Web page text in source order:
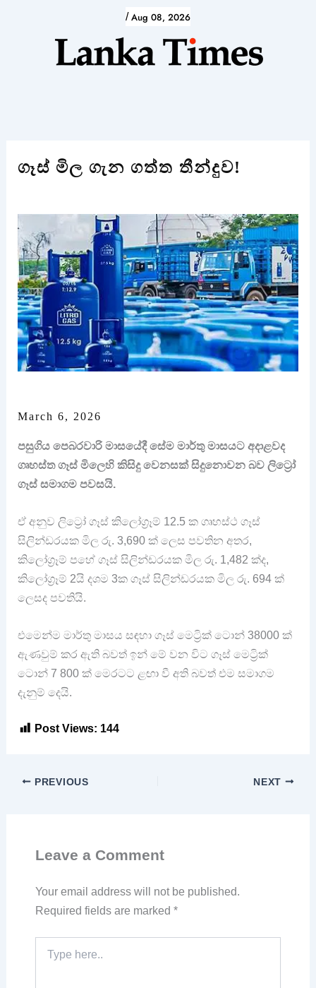
/ Aug 08, 2026
ගෑස් මිල ගැන ගත්ත තීන්දුව!
March 6, 2026
පසුගිය පෙබරවාරි මාසයේදී සේම මාර්තු මාසයට අදාළවද
ගෘහස්ත ගෑස් මිලෙහි කිසිදු වෙනසක් සිදුනොවන බව ලිට්‍රෝ
ගෑස් සමාගම පවසයි.
ඒ අනුව ලිට්‍රෝ ගෑස් කිලෝග්‍රෑම් 12.5 ක ගෘහස්ථ ගෑස්
සිලින්ඩරයක මිල රු. 3,690 ක් ලෙස පවතින අතර,
කිලෝග්‍රෑම් පහේ ගෑස් සිලින්ඩරයක මිල රු. 1,482 ක්ද,
කිලෝග්‍රෑම් 2යි දශම 3ක ගෑස් සිලින්ඩරයක මිල රු. 694 ක්
ලෙසද පවතියි.
එමෙන්ම මාර්තු මාසය සඳහා ගෑස් මෙට්‍රික් ටොන් 38000 ක්
ඇණවුම් කර ඇති බවත් ඉන් මේ වන විට ගෑස් මෙට්‍රික්
ටොන් 7 800 ක් මෙරටට ළඟා වී අති බවත් එම සමාගම
දැනුම් දෙයි.
Post Views: 144
PREVIOUS NEXT
Leave a Comment
Your email address will not be published.
Required fields are marked *
here..